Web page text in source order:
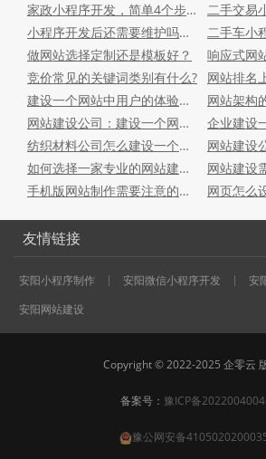
家政小程序开发，简单4个步骤教你如何制作属于自己的家政小程序，打造自己的家政服务系统
小程序开发后还需要维护吗？如何保障长期稳定运行？
做网站选择定制还是模板好？
竞价常见的关键词类别有什么?
建设一个网站中用户的体验感的重要性多重要？
网站建设公司：建设一个网站都需要考虑哪些？
企业建设
纺织材料公司怎么建设一个属于自己的网站
如何选择一家专业的网站建设公司
网站建设
手机版网站制作需要注意的事项
友情链接
安阳小程序制作 安阳微信小程序开发
安
安阳网站建设
Copyright © 2022-2025 企零云
备案号： 豫ICP备2022004004
豫公网安备